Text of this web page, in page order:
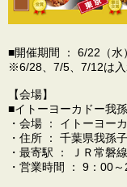
■開催期間 ： 6/22（水
※6/28、7/5、7/12は入
【会場】
■イトーヨーカドー我
・会場 ： イトーヨー
・住所 ： 千葉県我孫
・最寄駅 ： ＪＲ常磐
・営業時間 ： 9：00